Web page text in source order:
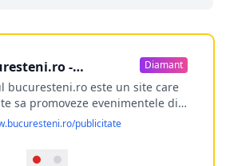
-
online
Diamant
bucuresteni.ro este un site care
sa promoveze evenimentele din
si nu numai, sa puna la
utilizatorului cea mai
publicitate